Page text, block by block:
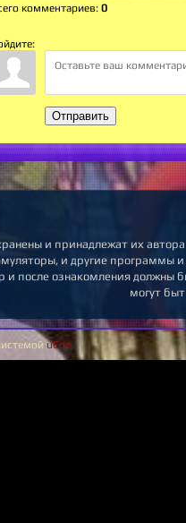
комментариев: 0
Отправить
и принадлежат их
и другие программы
и после ознакомления должны
могут
uCoz